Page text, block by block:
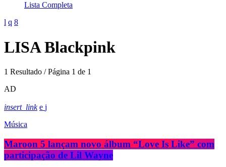
Lista Completa
LISA Blackpink
1 Resultado / Página 1 de 1
AD
insert_link
Música
Maroon 5 lançam novo álbum “Love Is Like” com
participação de Lil Wayne